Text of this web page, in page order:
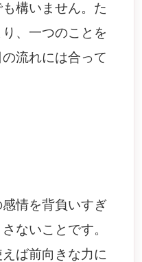
構いません。た
、一つのことを
流れには合って
情を背負いすぎ
ないことです。
ば前向きな力に